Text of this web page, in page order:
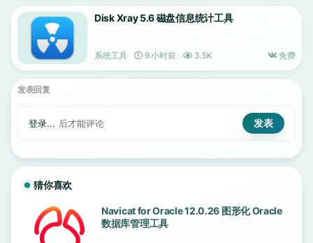
Disk Xray 5.6 磁盘信息统计工具
系统工具 9 小时前 3.5K 免费
发表回复
登录... 后才能评论
猜你喜欢
Navicat for Oracle 12.0.26 图形化 Oracle
数据库管理工具